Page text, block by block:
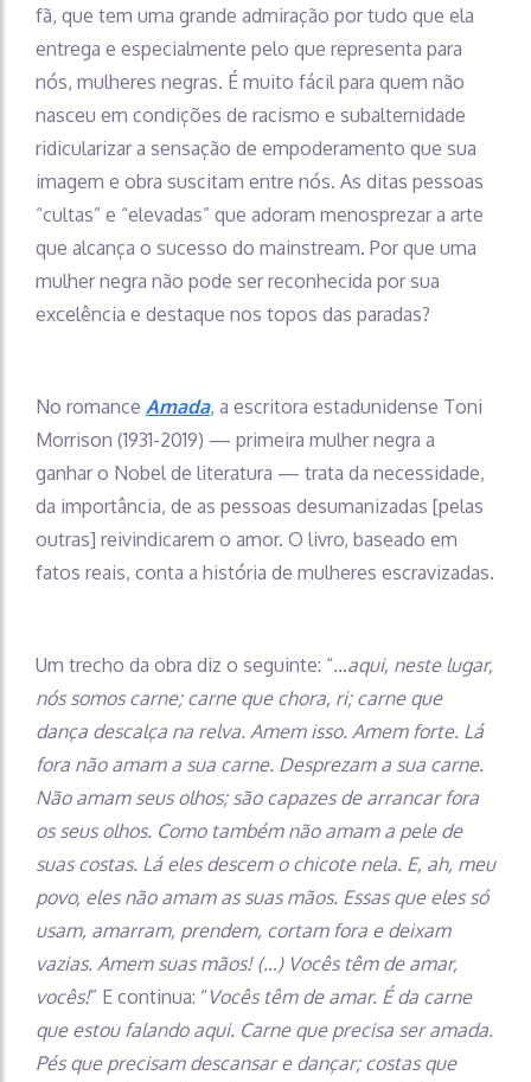
fã, que tem uma grande admiração por tudo que ela
entrega e especialmente pelo que representa para
nós, mulheres negras. É muito fácil para quem não
nasceu em condições de racismo e subalternidade
ridicularizar a sensação de empoderamento que sua
imagem e obra suscitam entre nós. As ditas pessoas
“cultas” e “elevadas” que adoram menosprezar a arte
que alcança o sucesso do mainstream. Por que uma
mulher negra não pode ser reconhecida por sua
excelência e destaque nos topos das paradas?
No romance Amada, a escritora estadunidense Toni
Morrison (1931-2019) — primeira mulher negra a
ganhar o Nobel de literatura — trata da necessidade,
da importância, de as pessoas desumanizadas [pelas
outras] reivindicarem o amor. O livro, baseado em
fatos reais, conta a história de mulheres escravizadas.
Um trecho da obra diz o seguinte: “…aqui, neste lugar,
nós somos carne; carne que chora, ri; carne que
dança descalça na relva. Amem isso. Amem forte. Lá
fora não amam a sua carne. Desprezam a sua carne.
Não amam seus olhos; são capazes de arrancar fora
os seus olhos. Como também não amam a pele de
suas costas. Lá eles descem o chicote nela. E, ah, meu
povo, eles não amam as suas mãos. Essas que eles só
usam, amarram, prendem, cortam fora e deixam
vazias. Amem suas mãos! (…) Vocês têm de amar,
vocês!” E continua: “Vocês têm de amar. É da carne
que estou falando aqui. Carne que precisa ser amada.
Pés que precisam descansar e dançar; costas que